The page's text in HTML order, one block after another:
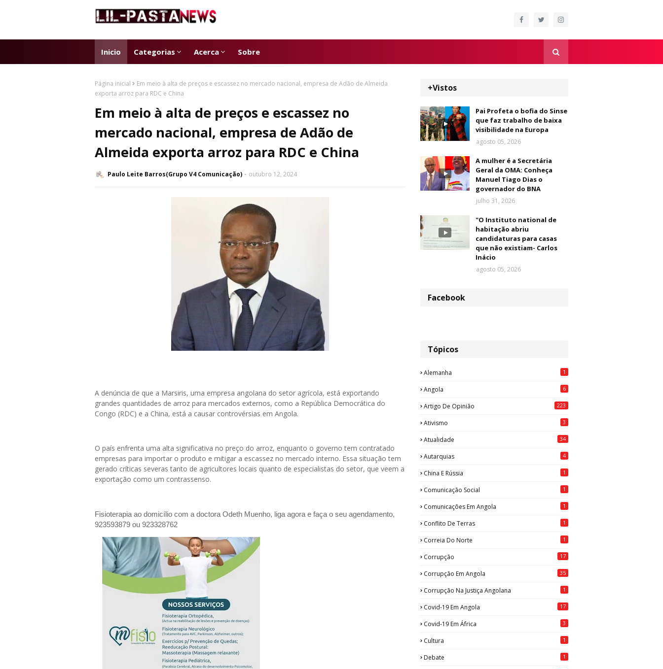
Inicio Categorias Acerca Sobre
Página inicial
Em meio à alta de preços e escassez no mercado nacional, empresa de Adão de Almeida
exporta arroz para RDC e China
Em meio à alta de preços e escassez no
mercado nacional, empresa de Adão de
Almeida exporta arroz para RDC e China
Paulo Leite Barros(Grupo V4 Comunicação) outubro 12, 2024
A denúncia de que a Marsiris, uma empresa angolana do setor agrícola, está exportando
grandes quantidades de arroz para mercados externos, como a República Democrática do
Congo (RDC) e a China, está a causar controvérsias em Angola.
O país enfrenta uma alta significativa no preço do arroz, enquanto o governo tem contratado
empresas para importar o produto e mitigar a escassez no mercado interno. Essa situação tem
gerado críticas severas tanto de agricultores locais quanto de especialistas do setor, que veem a
exportação como um contrassenso.
Fisioterapia ao domicílio com a doctora Odeth Muenho, liga agora e faça o seu agendamento,
923593879 ou 923328762
+Vistos
Pai Profeta o bofia do Sinse
que faz trabalho de baixa
visibilidade na Europa
agosto 05, 2026
A mulher é a Secretária
Geral da OMA: Conheça
Manuel Tiago Dias o
governador do BNA
julho 31, 2026
"O Instituto national de
habitação abriu
candidaturas para casas
que não existiam- Carlos
Inácio
agosto 05, 2026
Facebook
Tópicos
Alemanha 1
Angola 6
Artigo De Opinião 223
Ativismo 3
Atualidade 34
Autarquias 4
China E Rússia 1
Comunicação Social 1
Comunicações Em Angola 1
Conflito De Terras 1
Correia Do Norte 1
Corrupção 17
Corrupção Em Angola 35
Corrupção Na Justiça Angolana 1
Covid-19 Em Angola 17
Covid-19 Em África 3
Cultura 1
Debate 1